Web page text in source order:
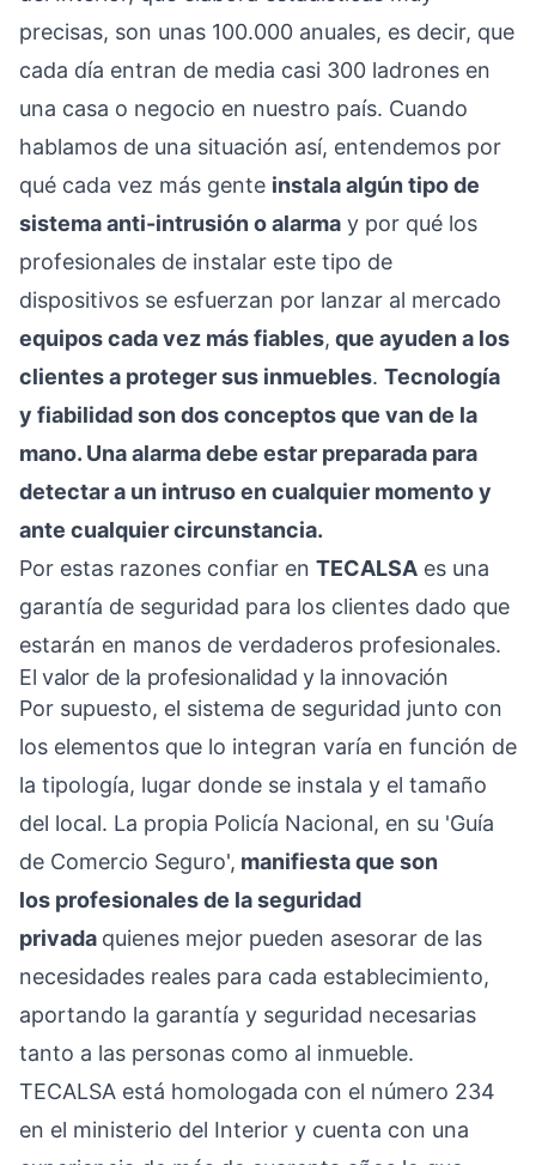
precisas, son unas 100.000 anuales, es decir, que
cada día entran de media casi 300 ladrones en
una casa o negocio en nuestro país. Cuando
hablamos de una situación así, entendemos por
qué cada vez más gente instala algún tipo de
sistema anti-intrusión o alarma y por qué los
profesionales de instalar este tipo de
dispositivos se esfuerzan por lanzar al mercado
equipos cada vez más fiables, que ayuden a los
clientes a proteger sus inmuebles. Tecnología
y fiabilidad son dos conceptos que van de la
mano. Una alarma debe estar preparada para
detectar a un intruso en cualquier momento y
ante cualquier circunstancia.
Por estas razones confiar en TECALSA es una
garantía de seguridad para los clientes dado que
estarán en manos de verdaderos profesionales.
El valor de la profesionalidad y la innovación
Por supuesto, el sistema de seguridad junto con
los elementos que lo integran varía en función de
la tipología, lugar donde se instala y el tamaño
del local. La propia Policía Nacional, en su 'Guía
de Comercio Seguro', manifiesta que son
los profesionales de la seguridad
privada quienes mejor pueden asesorar de las
necesidades reales para cada establecimiento,
aportando la garantía y seguridad necesarias
tanto a las personas como al inmueble.
TECALSA está homologada con el número 234
en el ministerio del Interior y cuenta con una